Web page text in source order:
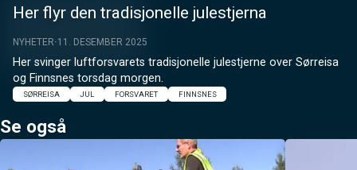
Her flyr den tradisjonelle julestjerna
NYHETER 11. DESEMBER 2025
Her svinger luftforsvarets tradisjonelle julestjerne over Sørreisa
og Finnsnes torsdag morgen.
SØRREISA JUL FORSVARET FINNSNES
Se også